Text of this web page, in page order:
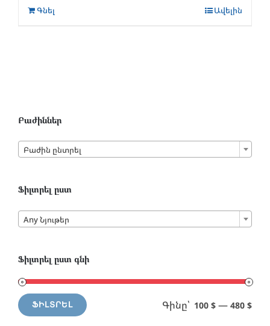
Գնել Ավելին
Բաժիններ
Բաժին ընտրել
Ֆիլտրել ըստ
Any Նյութեր
Ֆիլտրել ըստ գնի
Min
MaxՖԻԼՏՐԵԼ Գինը՝ 100 $ — 480 $